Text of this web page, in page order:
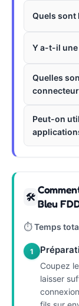
Quels sont
Y a-t-il
Quelles
Peut-on
🛠
Bleu
⏱Temps
1
Coupez
laisser